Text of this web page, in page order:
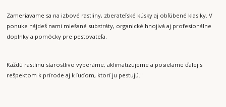
Zameriavame sa na izbové rastliny, zberateľské kúsky aj obľúbené klasiky. V
ponuke nájdeš nami miešané substráty, organické hnojivá aj profesionálne
doplnky a pomôcky pre pestovateľa.
Každú rastlinu starostlivo vyberáme, aklimatizujeme a posielame ďalej s
rešpektom k prírode aj k ľuďom, ktorí ju pestujú."